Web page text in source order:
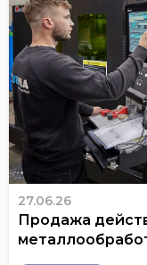
27.06.26
Продажа